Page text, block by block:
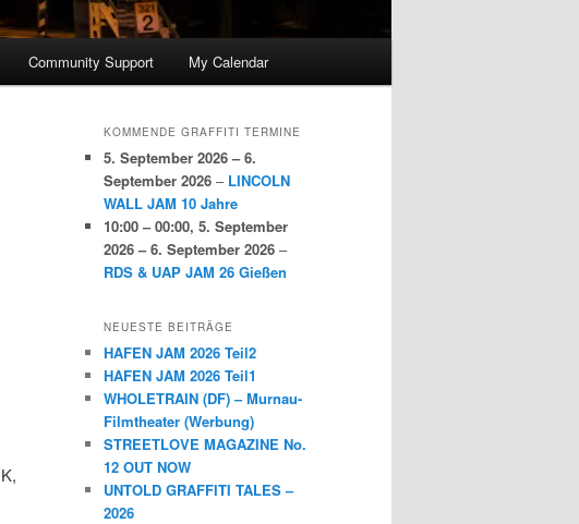
Community Support My Calendar
KOMMENDE GRAFFITI TERMINE
5. September 2026 – 6.
September 2026 – LINCOLN
WALL JAM 10 Jahre
10:00 – 00:00, 5. September
2026 – 6. September 2026 –
RDS & UAP JAM 26 Gießen
NEUESTE BEITRÄGE
HAFEN JAM 2026 Teil2
HAFEN JAM 2026 Teil1
WHOLETRAIN (DF) – Murnau-
Filmtheater (Werbung)
STREETLOVE MAGAZINE No.
12 OUT NOW
UNTOLD GRAFFITI TALES –
2026